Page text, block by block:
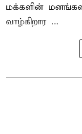
மக்களின்
வாழ்கிறார ...